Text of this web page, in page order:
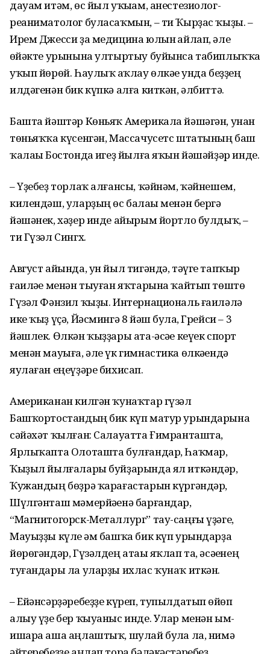
дауам итәм, өс йыл уҡыһам, анестезиолог-
реаниматолог буласаҡмын, – ти Ҡырҙас ҡыҙы. –
Ирем Джесси ҙа медицина юлын һайлап, әле
һөйәкте урынына ултыртыу буйынса табиплыҡҡа
уҡып йөрөй. Һаулыҡ һаҡлау өлкәһе унда беҙҙең
илдәгенән бик күпкә алға киткән, әлбиттә.
Башта йәштәр Көньяҡ Америкала йәшәгән, унан
төньяҡҡа күсенгән, Массачусетс штатының баш
ҡалаһы Бостонда һигеҙ йылға яҡын йәшәйҙәр инде.
– Үҙебеҙ торлаҡ алғансы, ҡәйнәм, ҡәйнешем,
килендәш, уларҙың өс балаһы менән бергә
йәшәнек, хәҙер инде айырым йортло булдыҡ, –
ти Гүзәл Сингх.
Август айында, ун йыл тигәндә, тәүге тапҡыр
ғаиләһе менән тыуған яҡтарына ҡайтып төштө
Гүзәл Фәнзил ҡыҙы. Интернациональ ғаиләлә
ике ҡыҙ үҫә, Йәсмингә 8 йәш булһа, Грейси – 3
йәшлек. Өлкән ҡыҙҙары ата-әсәһе кеүек спорт
менән мауыға, әле үк гимнастика өлкәһендә
яулаған еңеүҙәре бихисап.
Американан килгән ҡунаҡтар гүзәл
Башҡортостандың бик күп матур урындарына
сәйәхәт ҡылған: Салауатта Ғимранташта,
Ярлыҡапта Олоташта булғандар, Һаҡмар,
Ҡыҙыл йылғалары буйҙарында ял иткәндәр,
Ҡужандың бөҙрә ҡарағастарын күргәндәр,
Шүлгәнташ мәмерйәһенә барғандар,
“Магнитогорск-Металлург” тау-саңғы үҙәге,
Мауыҙҙы күле һәм башҡа бик күп урындарҙа
йөрөгәндәр, Гүзәлдең атаһы яҡлап та, әсәһенең
туғандары ла уларҙы ихлас ҡунаҡ иткән.
– Ейәнсәрҙәребеҙҙе күреп, тупылдатып һөйөп
алыу үҙе бер ҡыуаныс инде. Улар менән ым-
ишара аша аңлаштыҡ, шулай булһа ла, нимә